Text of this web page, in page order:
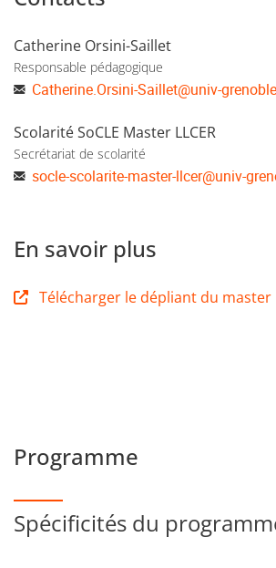
Catherine Orsini-Saillet
Responsable pédagogique
Catherine.Orsini-Saillet@univ-
Scolarité SoCLE Master LLCER
Secrétariat de scolarité
socle-scolarite-master-llcer@univ-
En savoir plus
Télécharger le dépliant du master
Programme
Spécificités du